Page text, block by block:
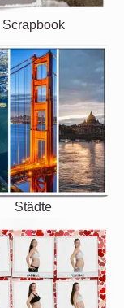
Scrapbook
Städte